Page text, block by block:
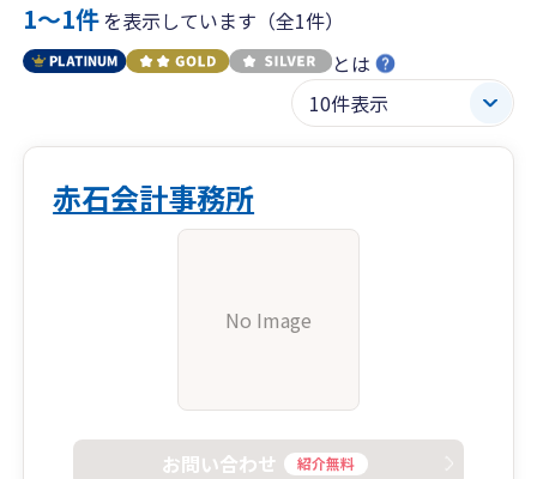
1〜1件を表示しています（全1件）
とは
赤石会計事務所
No Image
お問い合わせ 紹介無料